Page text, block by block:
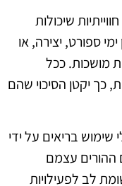
שיכולות
ספורט, יצירה, או
מושכות. ככל
כך יקטן הסיכוי שהם
שימוש בריאים על ידי
ההורים עצמם
לב לפעילויות